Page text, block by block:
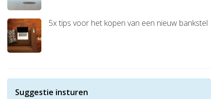
5x tips voor het kopen van een nieuw bankstel
Suggestie insturen